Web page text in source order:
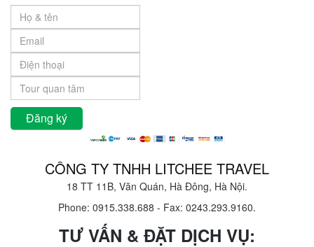
CÔNG TY TNHH LITCHEE TRAVEL
18 TT 11B, Văn Quán, Hà Đông, Hà Nội.
Phone: 0915.338.688 - Fax: 0243.293.9160.
TƯ VẤN & ĐẶT DỊCH VỤ: